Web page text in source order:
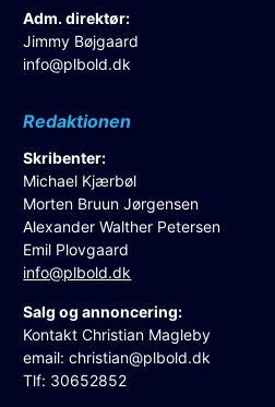
Adm. direktør:
Jimmy Bøjgaard
info@plbold.dk
Redaktionen
Skribenter:
Michael Kjærbøl
Morten Bruun Jørgensen
Alexander Walther Petersen
Emil Plovgaard
info@plbold.dk
Salg og annoncering:
Kontakt Christian Magleby
email:christian@plbold.dk
Tlf: 30652852